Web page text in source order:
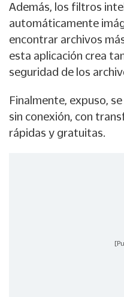
Además, los filtros
automáticamente
encontrar archivos
esta aplicación crea
seguridad de los
Finalmente, expuso,
sin conexión, con
rápidas y gratuitas.